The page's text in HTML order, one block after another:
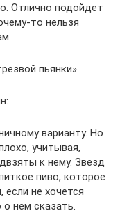
Отлично подойдет
то нельзя
пьянки».
варианту. Но
учитывая,
к нему. Звезд
пиво, которое
не хочется
о нем сказать.